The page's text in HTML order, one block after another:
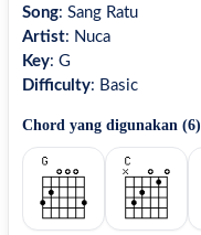
Song: Sang Ratu
Artist: Nuca
Key: G
Difficulty: Basic
Chord yang digunakan (6)